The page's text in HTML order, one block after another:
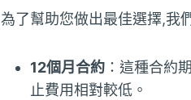
為了幫助您做出最佳選擇,我
12個月合約 ：這種合約
止費用相對較低。